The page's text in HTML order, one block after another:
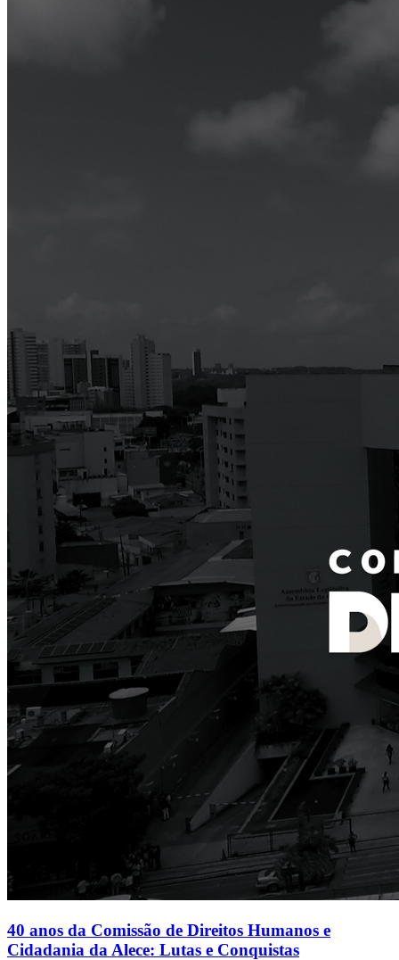
40 anos da Comissão de Direitos Humanos e
Cidadania da Alece: Lutas e Conquistas